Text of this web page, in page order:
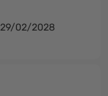
29/02/2028